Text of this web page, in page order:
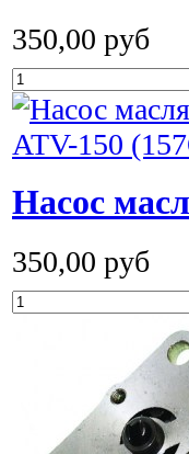
350,00 руб
Насос
350,00 руб